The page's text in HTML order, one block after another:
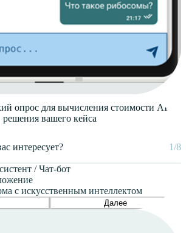
опрос для вычисления стоимости AI-
решения вашего кейса
интересует? 1/8
/ Чат-бот
с искусственным интеллектом
Далее